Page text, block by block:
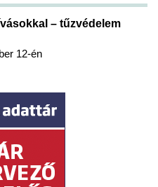
– tűzvédelem
12-én